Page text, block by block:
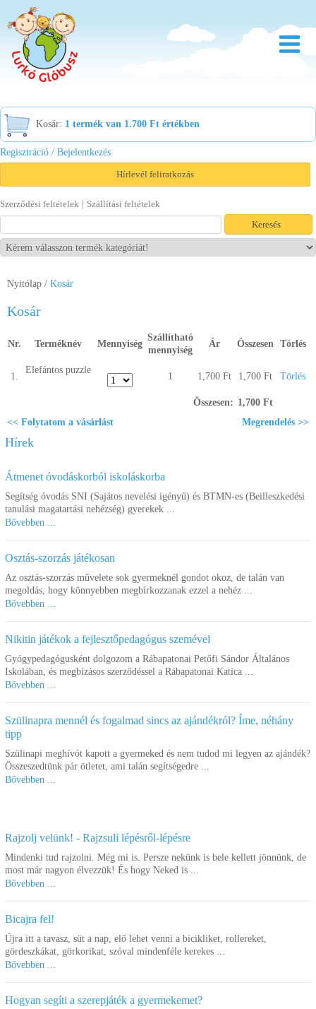
Óvoda
Család
Újdonság
Kapcsolat
Kosár: 1 termék van 1.700 Ft értékben
Regisztráció / Bejelentkezés
Hírlevél feliratkozás
Szerződési feltételek | Szállítási feltételek
Nyitólap / Kosár
Kosár
Nr. Terméknév Mennyiség
Szállítható
mennyiség
Ár Összesen Törlés
1.
Elefántos puzzle
1 1,700 Ft 1,700 Ft Törlés
Összesen: 1,700 Ft
<< Folytatom a vásárlást
Megrendelés >>
Hírek
Átmenet óvodáskorból iskoláskorba
Segítség óvodás SNI (Sajátos nevelési igényű) és BTMN-es (Beilleszkedési
tanulási magatartási nehézség) gyerekek ...
Bővebben ...
Osztás-szorzás játékosan
Az osztás-szorzás művelete sok gyermeknél gondot okoz, de talán van
megoldás, hogy könnyebben megbírkozzanak ezzel a nehéz ...
Bővebben ...
Nikitin játékok a fejlesztőpedagógus szemével
Gyógypedagógusként dolgozom a Rábapatonai Petőfi Sándor Általános
Iskolában, és megbízásos szerződéssel a Rábapatonai Katica ...
Bővebben ...
Szülinapra mennél és fogalmad sincs az ajándékról? Íme, néhány
tipp
Szülinapi meghívót kapott a gyermeked és nem tudod mi legyen az ajándék?
Összeszedtünk pár ötletet, ami talán segítségedre ...
Bővebben ...
Rajzolj velünk! - Rajzsuli lépésről-lépésre
Mindenki tud rajzolni. Még mi is. Persze nekünk is bele kellett jönnünk, de
most már nagyon élvezzük! És hogy Neked is ...
Bővebben ...
Bicajra fel!
Újra itt a tavasz, süt a nap, elő lehet venni a bicikliket, rollereket,
gördeszkákat, görkorikat, szóval mindenféle kerekes ...
Bővebben ...
Hogyan segíti a szerepjáték a gyermekemet?